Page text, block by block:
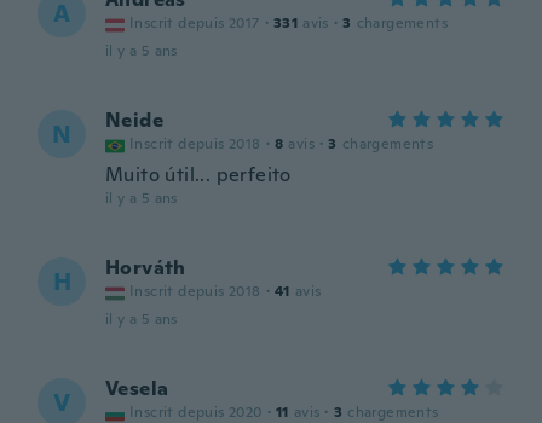
A Inscrit depuis 2017 · 331 avis · 3 chargements
il y a 5 ans
N Neide
Inscrit depuis 2018 · 8 avis · 3 chargements
Muito útil... perfeito
il y a 5 ans
H Horváth
Inscrit depuis 2018 · 41 avis
il y a 5 ans
V Vesela
Inscrit depuis 2020 · 11 avis · 3 chargements